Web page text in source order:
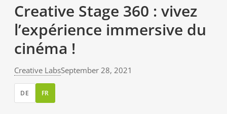
Creative Stage 360 : vivez
l’expérience immersive du
cinéma !
Creative LabsSeptember 28, 2021
DE FR